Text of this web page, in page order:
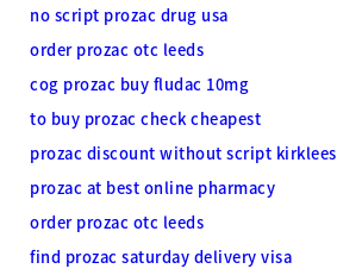
no script prozac drug usa
order prozac otc leeds
cog prozac buy fludac 10mg
to buy prozac check cheapest
prozac discount without script kirklees
prozac at best online pharmacy
order prozac otc leeds
find prozac saturday delivery visa